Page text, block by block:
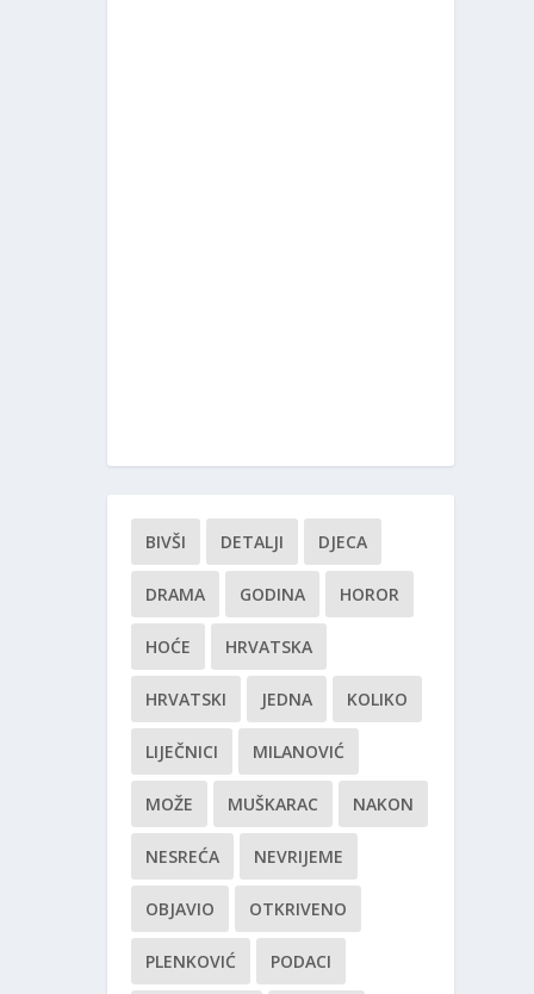
BIVŠI DETALJI DJECA
DRAMA GODINA HOROR
HOĆE HRVATSKA
HRVATSKI JEDNA KOLIKO
LIJEČNICI MILANOVIĆ
MOŽE MUŠKARAC NAKON
NESREĆA NEVRIJEME
OBJAVIO OTKRIVENO
PLENKOVIĆ PODACI